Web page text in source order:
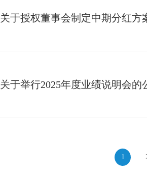
关于授权董事会制定中期分红方
关于举行2025年度业绩说明会的
1